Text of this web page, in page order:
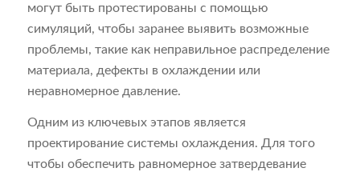
могут быть протестированы с помощью
симуляций, чтобы заранее выявить возможные
проблемы, такие как неправильное распределение
материала, дефекты в охлаждении или
неравномерное давление.
Одним из ключевых этапов является
проектирование системы охлаждения. Для того
чтобы обеспечить равномерное затвердевание